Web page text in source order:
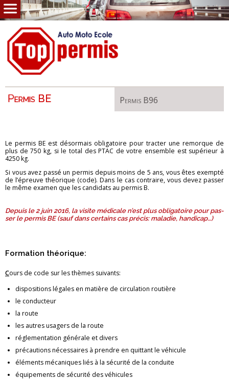
Accueil
Auto( B, ACC, boite auto. )
Moto( A, A1, A2, 125 )
Cyclo( AM )
Remorque( BE, B96 )
Procédé d’évaluation pour
Formations
Per­mis BE Per­mis B96
Le per­mis BE est dé­sor­mais obli­ga­toire pour trac­ter une re­morque de
plus de 750 kg, si le total des PTAC de votre en­semble est su­pé­rieur à
4250 kg.
Si vous avez passé un per­mis de­puis moins de 5 ans, vous êtes exempté
de l’épreuve théo­rique (code). Dans le cas contraire, vous devez pas­ser
le même exa­men que les can­di­dats au per­mis B.
Depuis le 2 juin 2016, la vi­site mé­di­cale n’est plus obli­ga­toire pour pas­
ser le per­mis BE (sauf dans cer­tains cas pré­cis: ma­la­die, han­di­cap…)
For­ma­tion théo­rique:
Cours de code sur les thèmes sui­vants:
dis­po­si­tions lé­gales en ma­tière de cir­cu­la­tion rou­tière
le conduc­teur
la route
les autres usa­gers de la route
ré­gle­men­ta­tion gé­né­rale et di­vers
pré­cau­tions né­ces­saires à prendre en quit­tant le vé­hi­cule
élé­ments mé­ca­niques liés à la sé­cu­rité de la conduite
équi­pe­ments de sé­cu­rité des vé­hi­cules